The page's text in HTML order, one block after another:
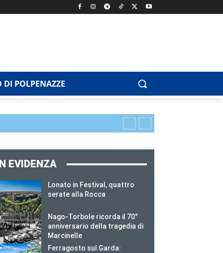
DI POLPENAZZE
EVIDENZA
Lonato in Festival, quattro
serate alla Rocca
Nago-Torbole ricorda il 70°
anniversario della tragedia di
Marcinelle
Ferragosto sul Garda: